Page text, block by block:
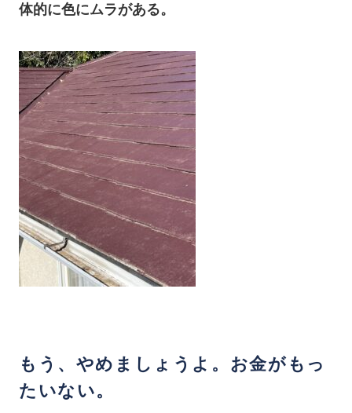
体的に色にムラがある。
もう、やめましょうよ。お金がもっ
たいない。